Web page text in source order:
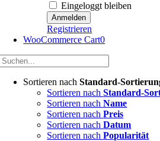
Eingeloggt bleiben
Registrieren
WooCommerce Cart0
Sortieren nachStandard-
Sortieren nachStandard-
Sortieren nachName
Sortieren nachPreis
Sortieren nachDatum
Sortieren nachPopularität